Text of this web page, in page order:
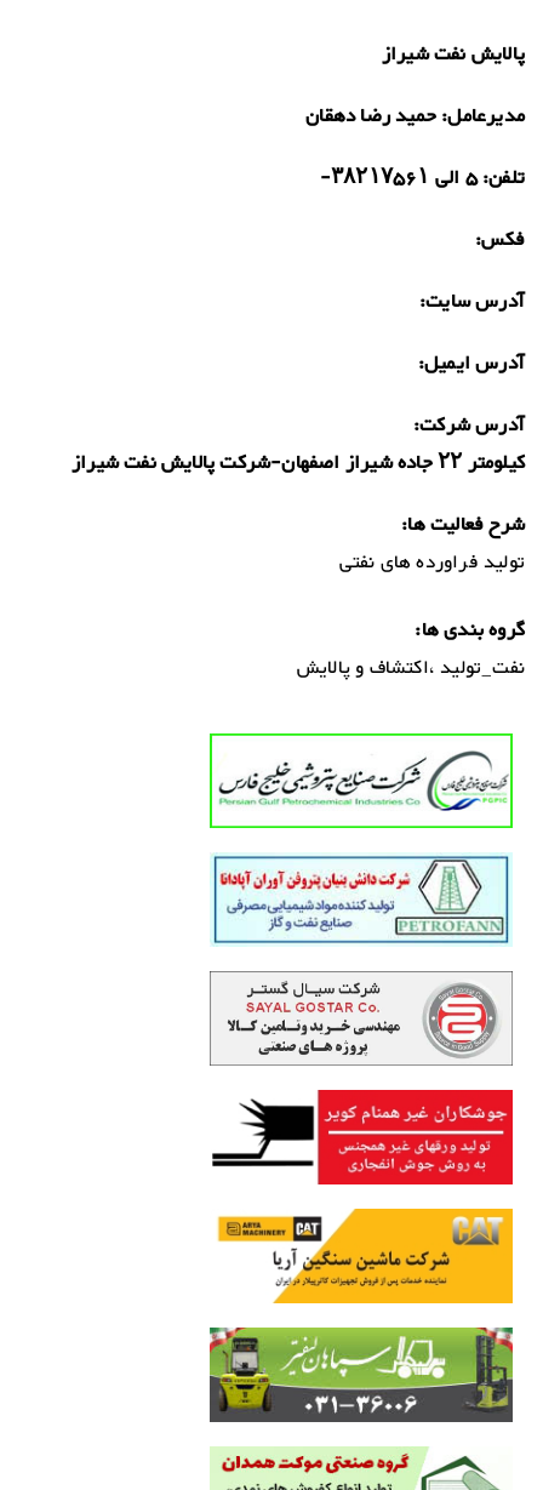
پالایش نفت شیراز
مدیرعامل:حمید رضا دهقان
تلفن:۵ الی ۳۸۲۱۷۵۶۱-
فکس:
آدرس سایت:
آدرس ایمیل:
آدرس شرکت:
کیلومتر ۲۲ جاده شیراز اصفهان-شرکت پالایش نفت شیراز
شرح فعالیت ها:
تولید فراورده های نفتی
گروه بندی ها:
نفت_تولید ،اکتشاف و پالایش